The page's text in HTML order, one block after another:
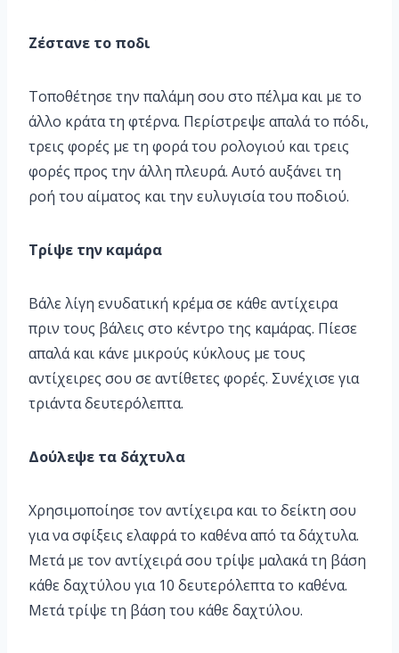
Ζέστανε το ποδι
Τοποθέτησε την πα­λάμη σου στο πέλ­μα και με το
άλ­λο κράτα τη φτέρ­να. Περίστρε­ψε απαλά το πόδι,
τρεις φορές με τη φορά του ρολο­γιού και τρεις
φο­ρές προς την άλλη πλευρά. Αυτό αυξά­νει τη
ροή του αίμα­τος και την ευλυγι­σία του ποδιού.
Τρίψε την καμάρα
Βάλε λίγη ενυδατική κρέμα σε κάθε αντίχειρα
πριν τους βάλεις στο κέντρο της καμάρας. Πίεσε
απαλά και κάνε μι­κρούς κύκλους με τους
αντίχειρες σου σε αντίθετες φορές. Συνέχισε για
τριά­ντα δευτερόλεπτα.
Δούλεψε τα δάχτυλα
Χρησιμοποίησε τον αντίχειρα και το δείκτη σου
για να σφίξεις ελαφρά το καθένα από τα δά­χτυλα.
Μετά με τον αντίχειρά σου τρίψε μαλακά τη βά­ση
κάθε δαχτύλου για 10 δευτερόλε­πτα το καθένα.
Μετά τρίψε τη βάση του κάθε δαχτύλου.